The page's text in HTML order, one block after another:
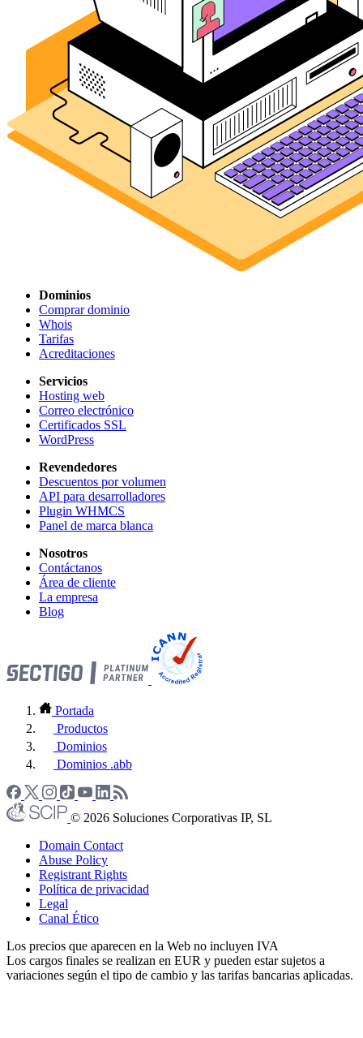
Dominios
Comprar dominio
Whois
Tarifas
Acreditaciones
Servicios
Hosting web
Correo electrónico
Certificados SSL
WordPress
Revendedores
Descuentos por volumen
API para desarrolladores
Plugin WHMCS
Panel de marca blanca
Nosotros
Contáctanos
Área de cliente
La empresa
Blog
Portada
Productos
Dominios
Dominios .abb
© 2026 Soluciones Corporativas IP, SL
Domain Contact
Abuse Policy
Registrant Rights
Política de privacidad
Legal
Canal Ético
Los precios que aparecen en la Web no incluyen IVA
Los cargos finales se realizan en EUR y pueden estar sujetos a
variaciones según el tipo de cambio y las tarifas bancarias aplicadas.